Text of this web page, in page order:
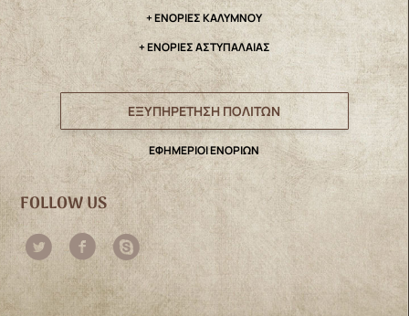
+ ΕΝΟΡΙΕΣ ΚΑΛΥΜΝΟΥ
+ ΕΝΟΡΙΕΣ ΑΣΤΥΠΑΛΑΙΑΣ
ΕΞΥΠΗΡΕΤΗΣΗ ΠΟΛΙΤΩΝ
ΕΦΗΜΕΡΙΟΙ ΕΝΟΡΙΩΝ
FOLLOW US